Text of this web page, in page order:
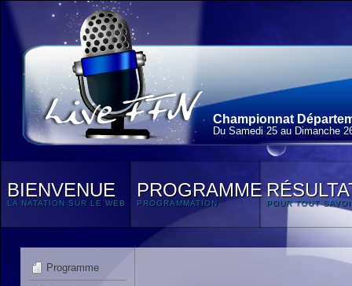
Championnat
Du Samedi 25 au Dimanche
BIENVENUE
LA NATATION SUR LE WEB
PROGRAMME
PROGRAMMATION POUR TOUT
Programme